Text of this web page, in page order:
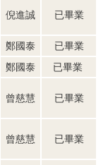
倪進誠 已畢業
鄭國泰
已畢業
鄭國泰 已畢業
曾慈慧 已畢業
曾慈慧 已畢業